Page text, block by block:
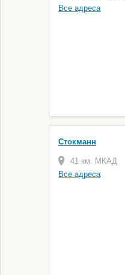
Все адреса
Стокманн
41 км. МКАД
Все адреса